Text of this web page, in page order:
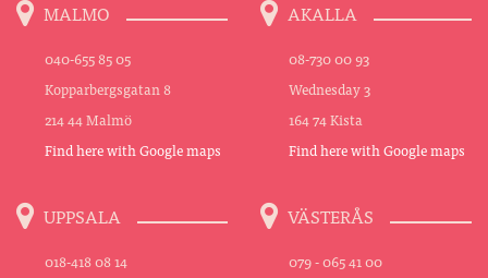
MALMO
040-655 85 05
Kopparbergsgatan 8
214 44 Malmö
Find here with Google maps
AKALLA
08-730 00 93
Wednesday 3
164 74 Kista
Find here with Google maps
UPPSALA
018-418 08 14
VÄSTERÅS
079 - 065 41 00